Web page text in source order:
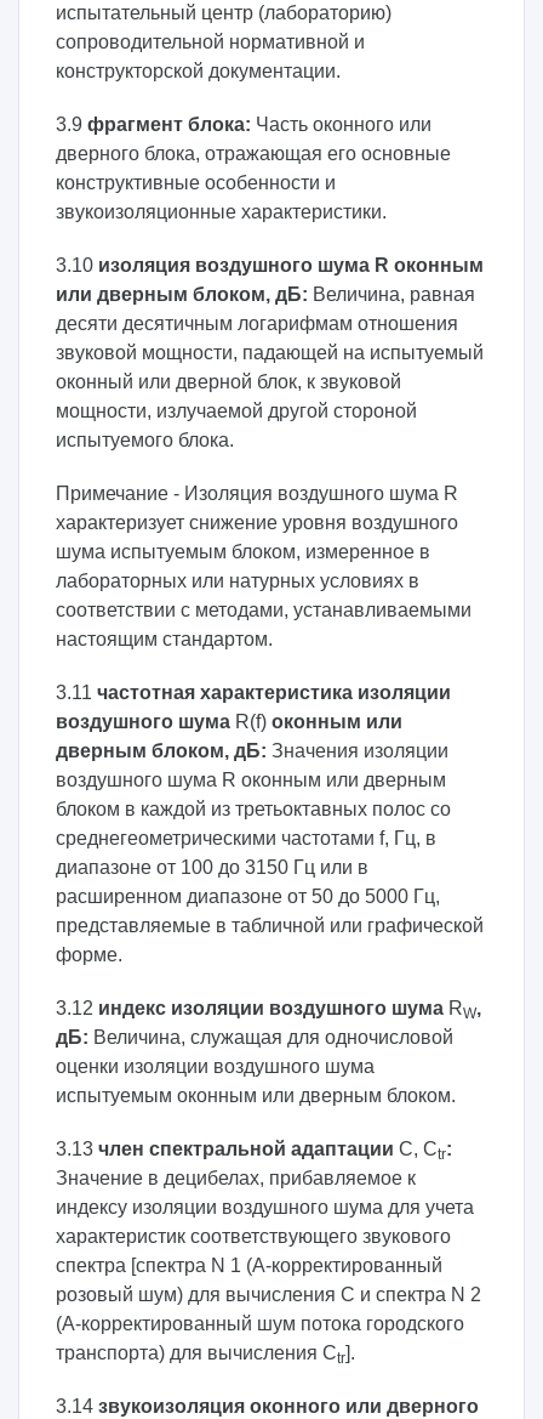
испытательный центр (лабораторию)
сопроводительной нормативной и
конструкторской документации.
3.9 фрагмент блока: Часть оконного или
дверного блока, отражающая его основные
конструктивные особенности и
звукоизоляционные характеристики.
3.10 изоляция воздушного шума R оконным
или дверным блоком, дБ: Величина, равная
десяти десятичным логарифмам отношения
звуковой мощности, падающей на испытуемый
оконный или дверной блок, к звуковой
мощности, излучаемой другой стороной
испытуемого блока.
Примечание - Изоляция воздушного шума R
характеризует снижение уровня воздушного
шума испытуемым блоком, измеренное в
лабораторных или натурных условиях в
соответствии с методами, устанавливаемыми
настоящим стандартом.
3.11 частотная характеристика изоляции
воздушного шума R(f) оконным или
дверным блоком, дБ: Значения изоляции
воздушного шума R оконным или дверным
блоком в каждой из третьоктавных полос со
среднегеометрическими частотами f, Гц, в
диапазоне от 100 до 3150 Гц или в
расширенном диапазоне от 50 до 5000 Гц,
представляемые в табличной или графической
форме.
3.12 индекс изоляции воздушного шума RW,
дБ: Величина, служащая для одночисловой
оценки изоляции воздушного шума
испытуемым оконным или дверным блоком.
3.13 член спектральной адаптации C, Ctr:
Значение в децибелах, прибавляемое к
индексу изоляции воздушного шума для учета
характеристик соответствующего звукового
спектра [спектра N 1 (A-корректированный
розовый шум) для вычисления C и спектра N 2
(A-корректированный шум потока городского
транспорта) для вычисления Ctr].
3.14 звукоизоляция оконного или дверного